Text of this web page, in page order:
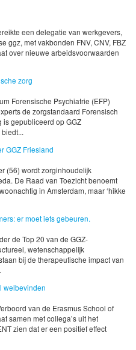
een delegatie van werkgevers,
ggz, met vakbonden FNV, CNV, FBZ
over nieuwe arbeidsvoorwaarden
zorg
Forensische Psychiatrie (EFP)
de zorgstandaard Forensisch
gepubliceerd op GGZ
GGZ Friesland
(56) wordt zorginhoudelijk
De Raad van Toezicht benoemt
in Amsterdam, maar ‘hikke
er moet iets gebeuren.
de Top 20 van de GGZ-
wetenschappelijk
bij de therapeutische impact van
welbevinden
van de Erasmus School of
samen met collega’s uit het
zien dat er een positief effect